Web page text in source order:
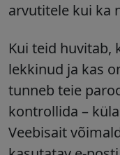
arvutitele kui ka
Kui teid huvitab,
lekkinud ja kas
tunneb teie
kontrollida –
Veebisait